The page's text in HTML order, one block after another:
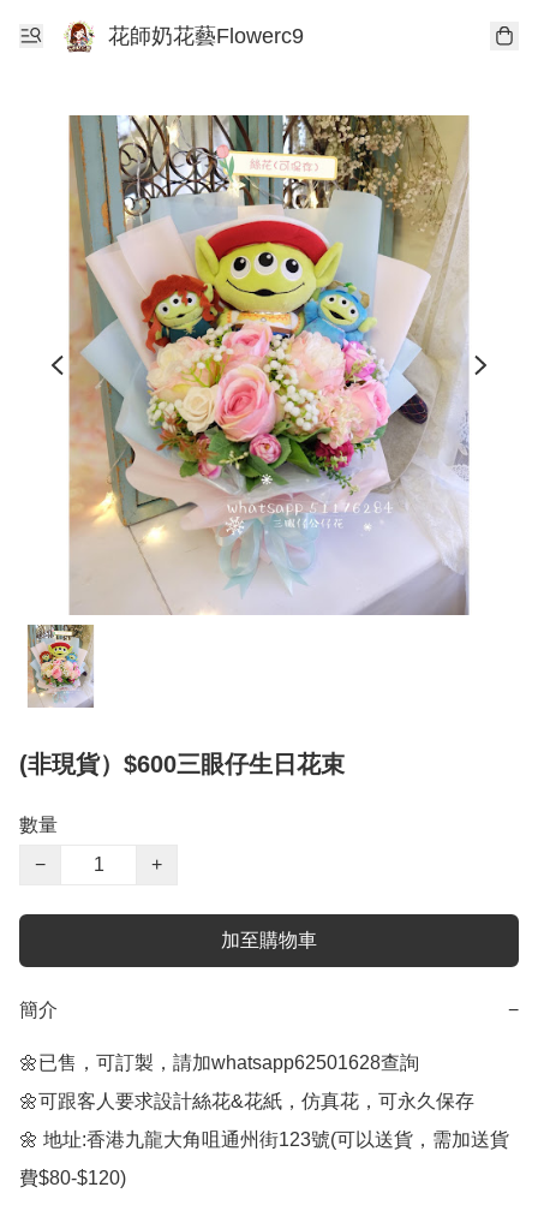
花師奶花藝Flowerc9
(非現貨）$600三眼仔生日花束
數量
−
+
加至購物車
簡介 −
🌼已售，可訂製，請加whatsapp62501628查詢
🌼可跟客人要求設計絲花&花紙，仿真花，可永久保存
🌼 地址:香港九龍大角咀通州街123號(可以送貨，需加送貨
費$80-$120)